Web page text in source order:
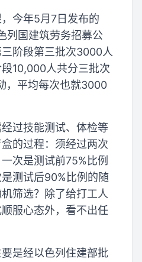
今年5月7日发布的
列国建筑劳务招募公
阶段第三批次3000人
10,000人共分三批次
，平均每次也就3000
过技能测试、体检等
的过程：须经过两次
次是测试前75%比例
测试后90%比例的随
筛选？除了给打工人
服心态外，看不出任
是经以色列住建部批